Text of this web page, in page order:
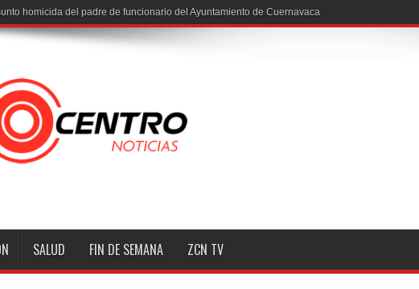
homicida del padre de funcionario del Ayuntamiento de Cuernavaca
SALUD FIN DE SEMANA ZCN TV